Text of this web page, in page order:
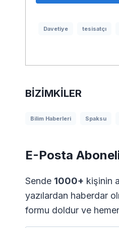
Davetiye tesisatçı
BIZIMKILER
Bilim Haberleri Spaksu
E-Posta
Sende 1000+ kişinin
yazılardan haberdar
formu doldur ve